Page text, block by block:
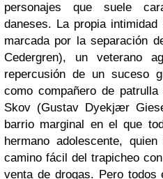
personajes que suele
daneses. La propia intimidad
marcada por la separación
Cedergren), un veterano
repercusión de un suceso
como compañero de
Skov (Gustav Dyekjær
barrio marginal en el que
hermano adolescente,
camino fácil del trapicheo
venta de drogas. Pero todos